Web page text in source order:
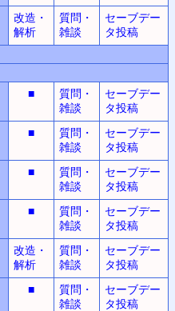
改造・
解析
質問・
雑談
セーブデー
タ投稿
■
質問・
雑談
セーブデー
タ投稿
■
質問・
雑談
セーブデー
タ投稿
■
質問・
雑談
セーブデー
タ投稿
■
質問・
雑談
セーブデー
タ投稿
改造・
解析
質問・
雑談
セーブデー
タ投稿
■
質問・
雑談
セーブデー
タ投稿